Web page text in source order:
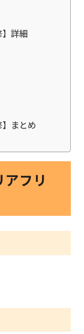
詳細
まとめ
フリ